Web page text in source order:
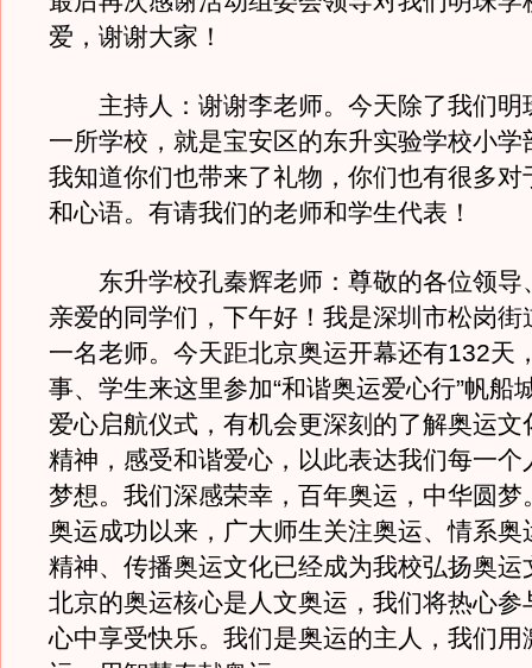
爱，谢谢大家！
主持人：谢谢李老师。今天除了我们明
一所学校，就是宝安区的东升实验学校小学
我知道你们也带来了礼物，你们也有很多对
和心语。有请我们的老师和学生代表！
东升学校孔秦辉老师：尊敬的各位领导
亲爱的同学们，下午好！我是深圳市松岗街
一名老师。今天距北京奥运开幕还有132天
事、学生来这里参加“和谐奥运爱心行”帆船
爱心启航仪式，有机会更深刻的了解奥运文
精神，感受和谐爱心，以此表达我们每一个
梦想。我们深感荣幸，百年奥运，中华圆梦
奥运成功以来，广大师生关注奥运、情系奥
精神、传播奥运文化已经成为我校弘扬奥运
北京的奥运核心是人文奥运，我们将热心参
心中享受快乐。我们是奥运的主人，我们用